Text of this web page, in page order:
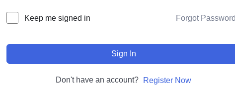
Keep me signed in Forgot
Sign In
Don't have an account? Register Now